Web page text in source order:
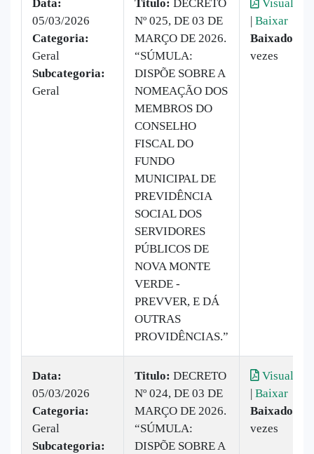
Data:
05/03/2026
Categoria:
Geral
Subcategoria:
Geral
Titulo: DECRETO
Nº 025, DE 03 DE
MARÇO DE 2026.
“SÚMULA:
DISPÕE SOBRE A
NOMEAÇÃO DOS
MEMBROS DO
CONSELHO
FISCAL DO
FUNDO
MUNICIPAL DE
PREVIDÊNCIA
SOCIAL DOS
SERVIDORES
PÚBLICOS DE
NOVA MONTE
VERDE -
PREVVER, E DÁ
OUTRAS
PROVIDÊNCIAS.”
Visualizar
| Baixar
Baixado:
vezes
Data:
05/03/2026
Categoria:
Geral
Subcategoria:
Titulo: DECRETO
Nº 024, DE 03 DE
MARÇO DE 2026.
“SÚMULA:
DISPÕE SOBRE A
Visualizar
| Baixar
Baixado:
vezes